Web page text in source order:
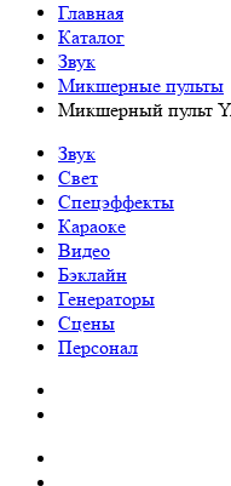
Главная
Каталог
Звук
Микшерные пульты
Микшерный пульт
Звук
Свет
Спецэффекты
Караоке
Видео
Бэклайн
Генераторы
Сцены
Персонал